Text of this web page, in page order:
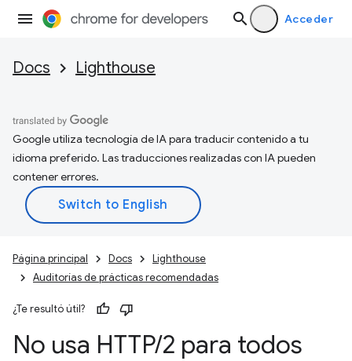
Acceder
Docs Lighthouse
Google utiliza tecnología de IA para traducir contenido a tu
idioma preferido. Las traducciones realizadas con IA pueden
contener errores.
Página principal Docs
Lighthouse
Auditorías de prácticas recomendadas
¿Te resultó útil?
No usa HTTP/2 para todos